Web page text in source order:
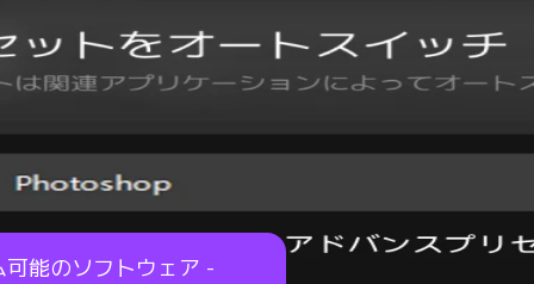
能のソフトウェア -